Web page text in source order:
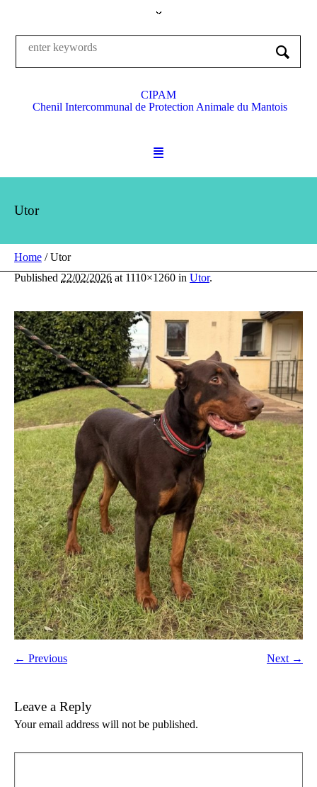
CIPAM
Chenil Intercommunal de Protection Animale du Mantois
Utor
Home /Utor
Published 22/02/2026 at 1110×1260 in Utor.
← Previous Next →
Leave a Reply
Your email address will not be published.